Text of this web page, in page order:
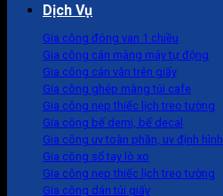
Dịch Vụ
Gia công đóng van 1 chiều
Gia công cán màng máy tự động
Gia công cán vân trên giấy
Gia công ghép màng túi cafe
Gia công nẹp thiếc lịch treo tường
Gia công bế demi, bế decal
Gia công uv toàn phần, uv định hình
Gia công sổ tay lò xo
Gia công nẹp thiếc lịch treo tường
Gia công dán túi giấy